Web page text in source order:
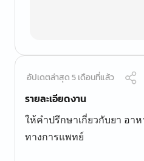
อัปเดตล่าสุด 5 เดือนที่แล้ว
รายละเอียดงาน
ให้คำปรึกษาเกี่ยวกับยา อา
ทางการแพทย์